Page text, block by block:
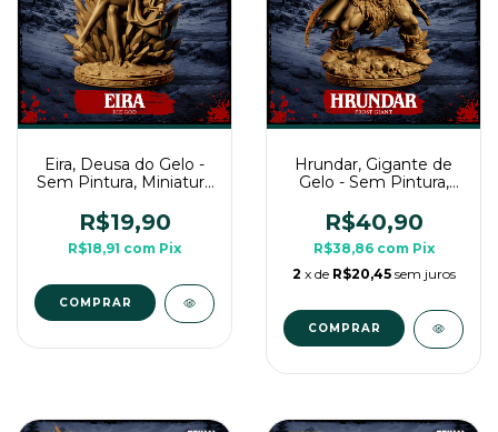
Eira, Deusa do Gelo -
Sem Pintura, Miniatura
R$19,90
R$18,91 com Pix
COMPRAR
Hrundar, Gigante de
Gelo - Sem Pintura,
Para Rpg
R$40,90
R$38,86 com Pix
2 x de R$20,45 sem juros
COMPRAR